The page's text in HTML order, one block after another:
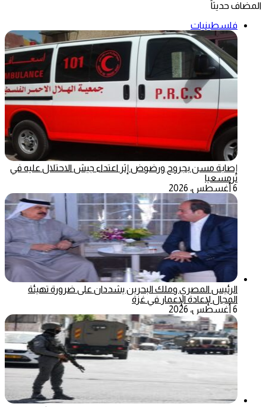
المضاف حديثاً
فلسطينيات
إصابة مسن بجروح ورضوض إثر اعتداء جيش الاحتلال عليه في
ترمسعيا
6 أغسطس، 2026
الرئيس المصري وملك البحرين يشددان على ضرورة تهيئة
المجال لإعادة الإعمار في غزة
6 أغسطس، 2026